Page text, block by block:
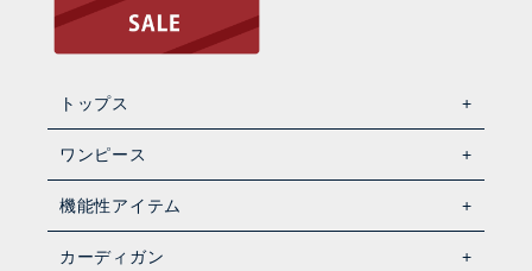
トップス
ワンピース
機能性アイテム
カーディガン